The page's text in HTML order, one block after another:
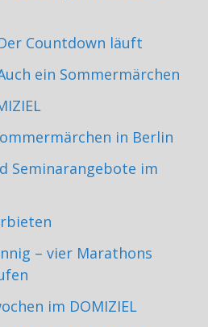
Countdown läuft
ein Sommermärchen
in Berlin
Seminarangebote im
– vier Marathons
im DOMIZIEL